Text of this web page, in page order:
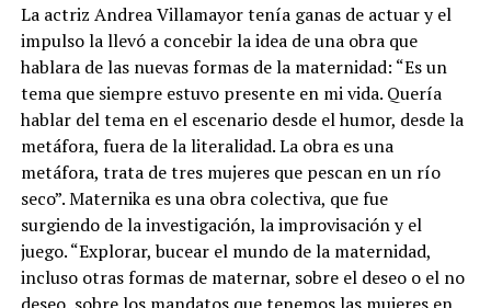
La actriz Andrea Villamayor tenía ganas de actuar y el
impulso la llevó a concebir la idea de una obra que
hablara de las nuevas formas de la maternidad: “Es un
tema que siempre estuvo presente en mi vida. Quería
hablar del tema en el escenario desde el humor, desde la
metáfora, fuera de la literalidad. La obra es una
metáfora, trata de tres mujeres que pescan en un río
seco”. Maternika es una obra colectiva, que fue
surgiendo de la investigación, la improvisación y el
juego. “Explorar, bucear el mundo de la maternidad,
incluso otras formas de maternar, sobre el deseo o el no